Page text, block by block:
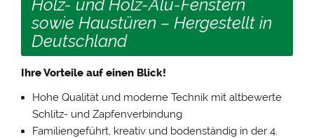
Holz- und Holz-Alu-Fenstern
sowie Haustüren – Hergestellt in
Deutschland
Ihre Vorteile auf einen Blick!
Hohe Qualität und moderne Technik mit altbewerte
Schlitz- und Zapfenverbindung
Familiengeführt, kreativ und bodenständig in der 4.